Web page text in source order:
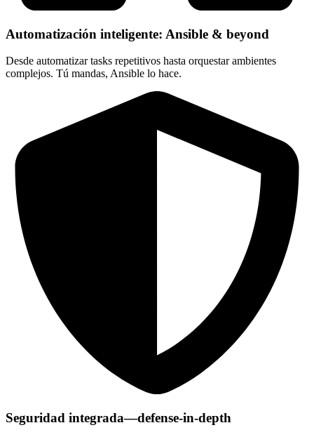
Automatización inteligente: Ansible & beyond
Desde automatizar tasks repetitivos hasta orquestar ambientes
complejos. Tú mandas, Ansible lo hace.
Seguridad integrada—defense-in-depth